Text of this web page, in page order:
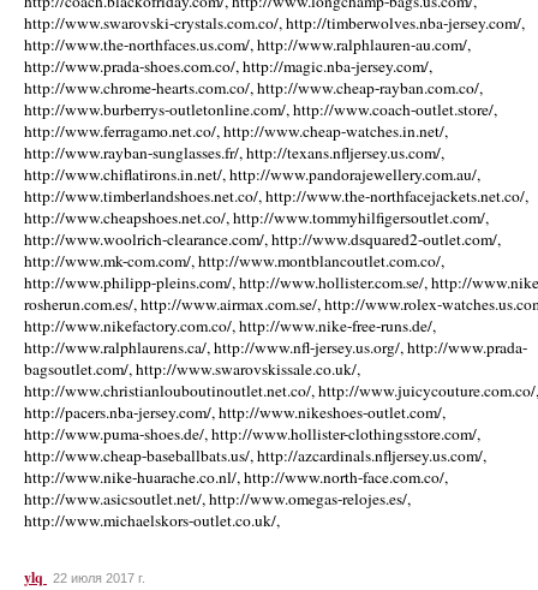
http://www.swarovski-crystals.com.co/, http://timberwolves.nba-jersey.com/,
http://www.the-northfaces.us.com/, http://www.ralphlauren-au.com/,
http://www.prada-shoes.com.co/, http://magic.nba-jersey.com/,
http://www.chrome-hearts.com.co/, http://www.cheap-rayban.com.co/,
http://www.burberrys-outletonline.com/, http://www.coach-outlet.store/,
http://www.ferragamo.net.co/, http://www.cheap-watches.in.net/,
http://www.rayban-sunglasses.fr/, http://texans.nfljersey.us.com/,
http://www.chiflatirons.in.net/, http://www.pandorajewellery.com.au/,
http://www.timberlandshoes.net.co/, http://www.the-northfacejackets.net.co/,
http://www.cheapshoes.net.co/, http://www.tommyhilfigersoutlet.com/,
http://www.woolrich-clearance.com/, http://www.dsquared2-outlet.com/,
http://www.mk-com.com/, http://www.montblancoutlet.com.co/,
http://www.philipp-pleins.com/, http://www.hollister.com.se/, http://
rosherun.com.es/, http://www.airmax.com.se/, http://www.rolex-
http://www.nikefactory.com.co/, http://www.nike-free-runs.de/,
http://www.ralphlaurens.ca/, http://www.nfl-jersey.us.org/, http://www.prada-
bagsoutlet.com/, http://www.swarovskissale.co.uk/,
http://www.christianlouboutinoutlet.net.co/, http://www.juicycouture.com.co/,
http://pacers.nba-jersey.com/, http://www.nikeshoes-outlet.com/,
http://www.puma-shoes.de/, http://www.hollister-clothingsstore.com/,
http://www.cheap-baseballbats.us/, http://azcardinals.nfljersey.us.com/,
http://www.nike-huarache.co.nl/, http://www.north-face.com.co/,
http://www.asicsoutlet.net/, http://www.omegas-relojes.es/,
http://www.michaelskors-outlet.co.uk/,
ylq 22 июля 2017 г.